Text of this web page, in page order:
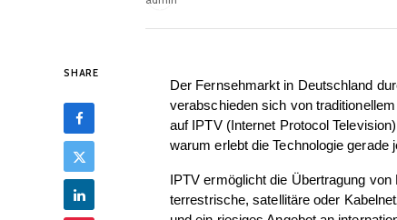
SHARE
Der Fernsehmarkt in Deutschland
verabschieden sich von
auf IPTV (Internet Protocol
warum erlebt die Technologie
IPTV ermöglicht die Übertragung
terrestrische, satellitäre oder